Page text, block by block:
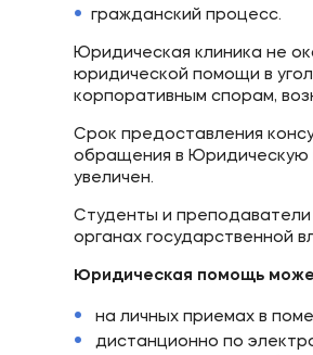
гражданский процесс.
Юридическая клиника не
юридической помощи в
корпоративным спорам,
Срок предоставления
обращения в Юридическую
увеличен.
Студенты и
органах государственной
Юридическая помощь
на личных приемах в
дистанционно по